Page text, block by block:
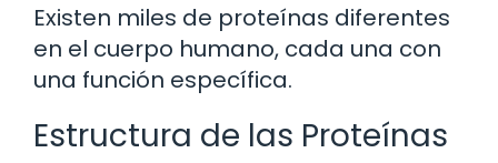
Existen miles de proteínas diferentes
en el cuerpo humano, cada una con
una función específica.
Estructura de las Proteínas